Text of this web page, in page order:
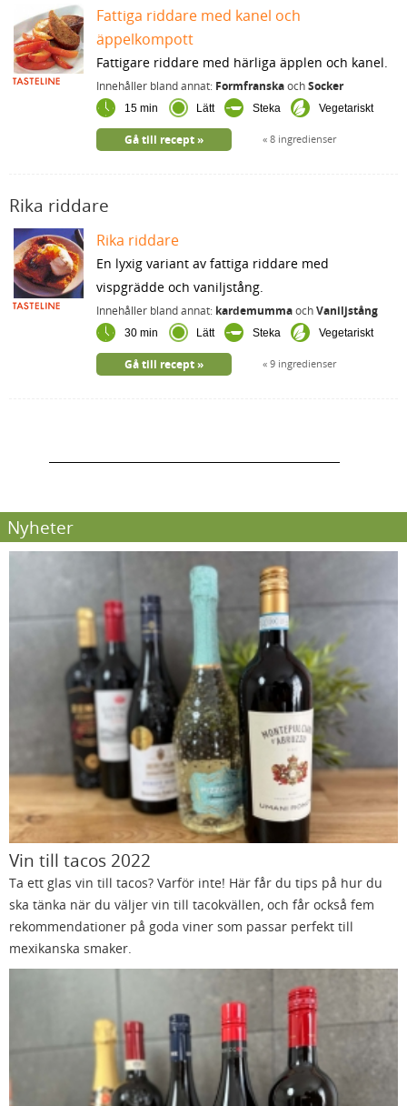
Fattiga riddare med kanel och
äppelkompott
Fattigare riddare med härliga äpplen och kanel.
Innehåller bland annat: FormfranskaochSocker
15 min Lätt Steka Vegetariskt
8 ingredienser
Gå till recept
Rika riddare
Rika riddare
En lyxig variant av fattiga riddare med
vispgrädde och vaniljstång.
Innehåller bland annat: kardemummaochVaniljstång
30 min Lätt Steka Vegetariskt
9 ingredienser
Gå till recept
Nyheter
Vin till tacos 2022
Ta ett glas vin till tacos? Varför inte! Här får du tips på hur du
ska tänka när du väljer vin till tacokvällen, och får också fem
rekommendationer på goda viner som passar perfekt till
mexikanska smaker.